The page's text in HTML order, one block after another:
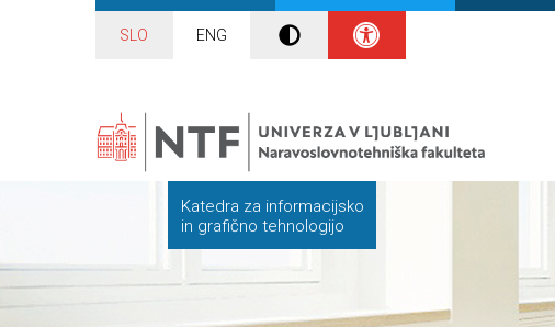
SLO ENG
Katedra za informacijsko
in grafično tehnologijo